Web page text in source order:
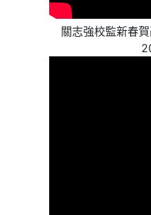
關志強校監新春